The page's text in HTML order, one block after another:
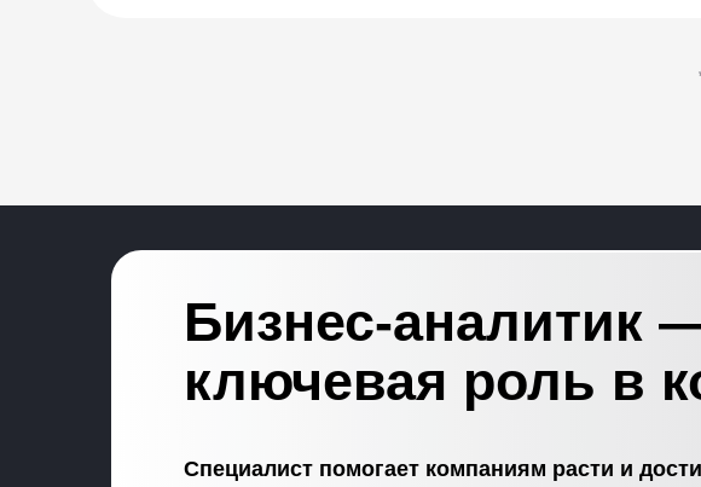
Бизнес-аналитик
ключевая роль в
Специалист помогает компаниям расти и